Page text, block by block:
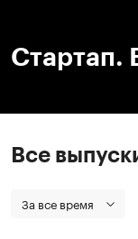
Стартап.
Все
За все время